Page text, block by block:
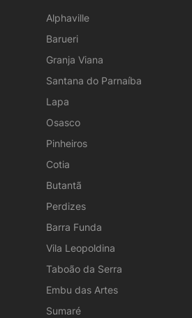
Alphaville
Barueri
Granja Viana
Santana do Parnaíba
Lapa
Osasco
Pinheiros
Cotia
Butantã
Perdizes
Barra Funda
Vila Leopoldina
Taboão da Serra
Embu das Artes
Sumaré